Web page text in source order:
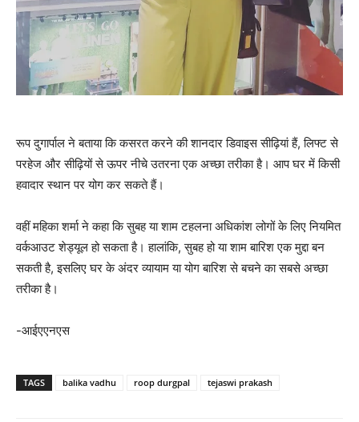
रूप दुगार्पाल ने बताया कि कसरत करने की शानदार डिवाइस सीढ़ियां हैं, लिफ्ट से
परहेज और सीढ़ियों से ऊपर नीचे उतरना एक अच्छा तरीका है। आप घर में किसी
हवादार स्थान पर योग कर सकते हैं।
वहीं महिका शर्मा ने कहा कि सुबह या शाम टहलना अधिकांश लोगों के लिए नियमित
वर्कआउट शेड्यूल हो सकता है। हालांकि, सुबह हो या शाम बारिश एक मुद्दा बन
सकती है, इसलिए घर के अंदर व्यायाम या योग बारिश से बचने का सबसे अच्छा
तरीका है।
-आईएएनएस
TAGS balika vadhu roop durgpal tejaswi prakash